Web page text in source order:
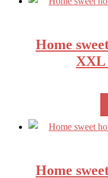
Home
XXL
Home